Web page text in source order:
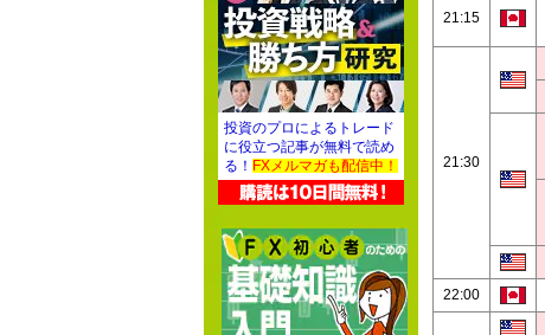
21:15
21:30
22:00
投資のプロによるトレード
に役立つ記事が無料で読め
る！ FXメルマガも配信中！